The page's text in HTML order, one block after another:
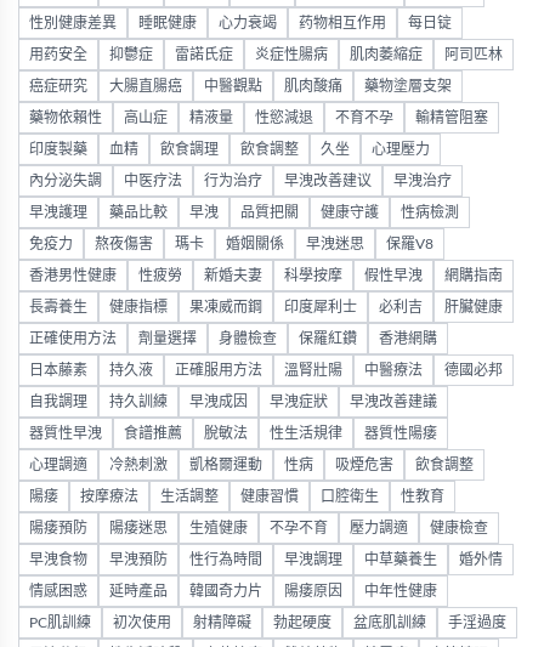
性別健康差異 睡眠健康 心力衰竭 药物相互作用 每日锭
用药安全 抑鬱症 雷諾氏症 炎症性腸病 肌肉萎縮症 阿司匹林
癌症研究 大腸直腸癌 中醫觀點 肌肉酸痛 藥物塗層支架
藥物依賴性 高山症 精液量 性慾減退 不育不孕 輸精管阻塞
印度製藥 血精 飲食調理 飲食調整 久坐 心理壓力
內分泌失調 中医疗法 行为治疗 早洩改善建议 早洩治疗
早洩護理 藥品比較 早洩 品質把關 健康守護 性病檢測
免疫力 熬夜傷害 瑪卡 婚姻關係 早洩迷思 保羅V8
香港男性健康 性疲勞 新婚夫妻 科學按摩 假性早洩 網購指南
長壽養生 健康指標 果凍威而鋼 印度犀利士 必利吉 肝臟健康
正確使用方法 劑量選擇 身體檢查 保羅紅鑽 香港網購
日本藤素 持久液 正確服用方法 溫腎壯陽 中醫療法 德國必邦
自我調理 持久訓練 早洩成因 早洩症狀 早洩改善建議
器質性早洩 食譜推薦 脫敏法 性生活規律 器質性陽痿
心理調適 冷熱刺激 凱格爾運動 性病 吸煙危害 飲食調整
陽痿 按摩療法 生活調整 健康習慣 口腔衛生 性教育
陽痿預防 陽痿迷思 生殖健康 不孕不育 壓力調適 健康檢查
早洩食物 早洩預防 性行為時間 早洩調理 中草藥養生 婚外情
情感困惑 延時產品 韓國奇力片 陽痿原因 中年性健康
PC肌訓練 初次使用 射精障礙 勃起硬度 盆底肌訓練 手淫過度